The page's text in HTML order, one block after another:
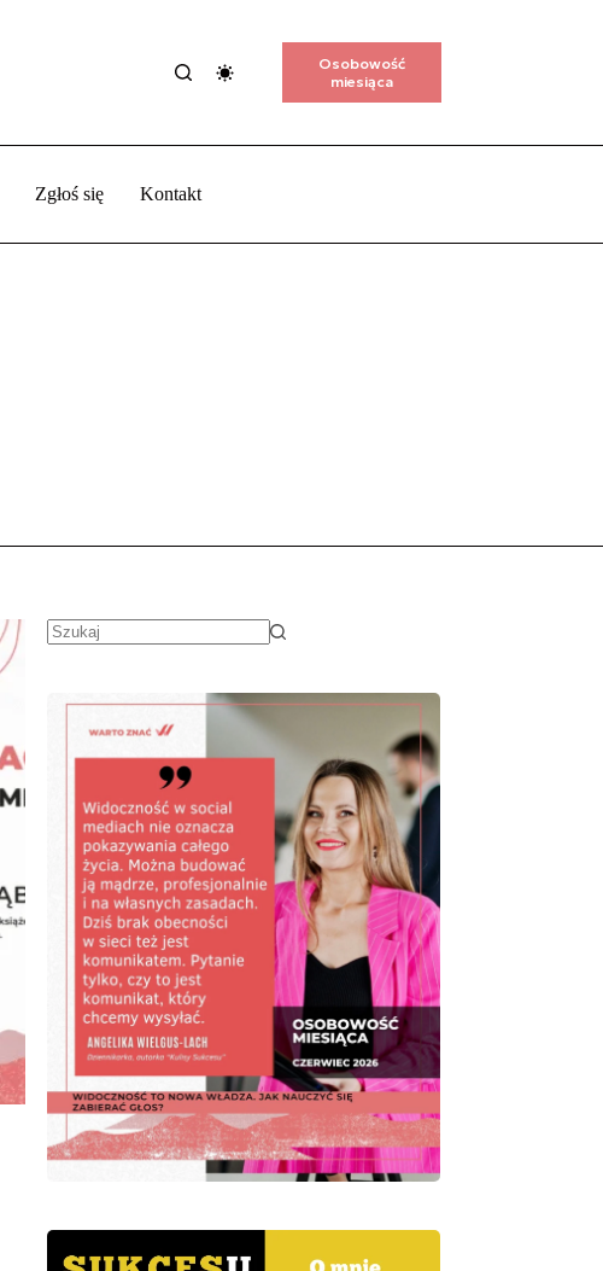
Osobowość
miesiąca
Zgłoś się Kontakt